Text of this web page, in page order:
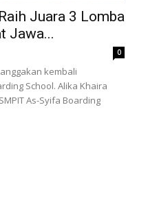
Juara 3 Lomba
Jawa...
0
kembali
School. Alika Khaira
As-Syifa Boarding